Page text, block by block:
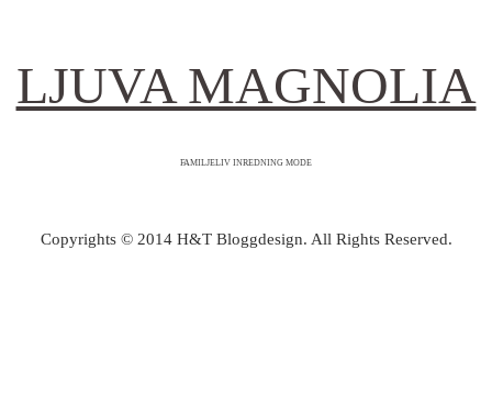
LJUVA MAGNOLIA
FAMILJELIV INREDNING MODE
Copyrights © 2014 H&T Bloggdesign. All Rights Reserved.